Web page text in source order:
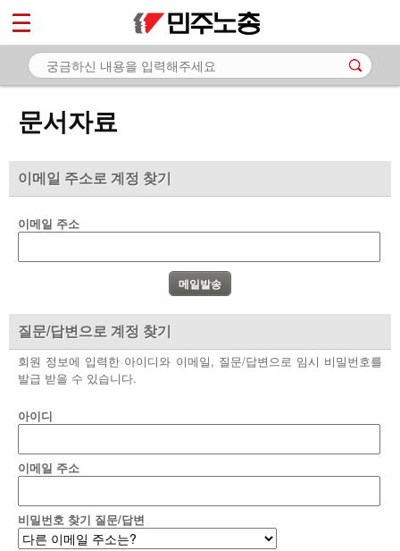
문서자료
이메일 주소로 계정 찾기
이메일 주소
질문/답변으로 계정 찾기
회원 정보에 입력한 아이디와 이메일, 질문/답변으로 임시 비밀번호를
발급 받을 수 있습니다.
아이디
이메일 주소
비밀번호 찾기 질문/답변
마이페이지
소개
노동상담
자료
- 카드뉴스
부설기관